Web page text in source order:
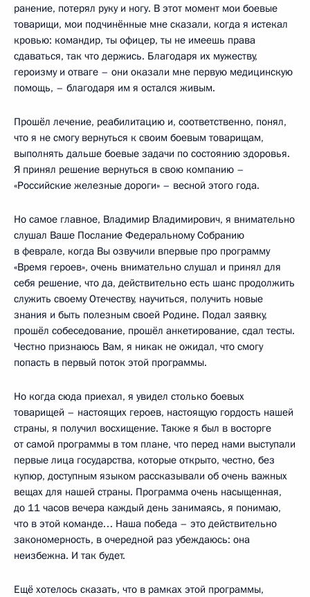
ранение, потерял руку и ногу. В этот момент мои боевые
товарищи, мои подчинённые мне сказали, когда я истекал
кровью: командир, ты офицер, ты не имеешь права
сдаваться, так что держись. Благодаря их мужеству,
героизму и отваге – они оказали мне первую медицинскую
помощь, – благодаря им я остался живым.
Прошёл лечение, реабилитацию и, соответственно, понял,
что я не смогу вернуться к своим боевым товарищам,
выполнять дальше боевые задачи по состоянию здоровья.
Я принял решение вернуться в свою компанию –
«Российские железные дороги» – весной этого года.
Но самое главное, Владимир Владимирович, я внимательно
слушал Ваше Послание Федеральному Собранию
в феврале, когда Вы озвучили впервые про программу
«Время героев», очень внимательно слушал и принял для
себя решение, что да, действительно есть шанс продолжить
служить своему Отечеству, научиться, получить новые
знания и быть полезным своей Родине. Подал заявку,
прошёл собеседование, прошёл анкетирование, сдал тесты.
Честно признаюсь Вам, я никак не ожидал, что смогу
попасть в первый поток этой программы.
Но когда сюда приехал, я увидел столько боевых
товарищей – настоящих героев, настоящую гордость нашей
страны, я получил восхищение. Также я был в восторге
от самой программы в том плане, что перед нами выступали
первые лица государства, которые открыто, честно, без
купюр, доступным языком рассказывали об очень важных
вещах для нашей страны. Программа очень насыщенная,
до 11 часов вечера каждый день занимаясь, я понимаю,
что в этой команде… Наша победа – это действительно
закономерность, в очередной раз убеждаюсь: она
неизбежна. И так будет.
Ещё хотелось сказать, что в рамках этой программы,